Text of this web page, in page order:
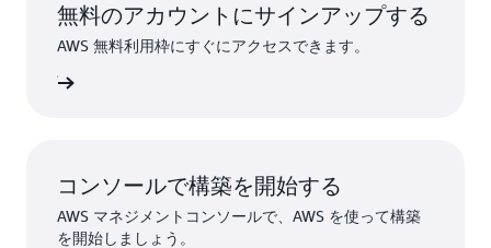
無料のアカウントにサインアップする
AWS 無料利用枠にすぐにアクセスできます。
コンソールで構築を開始する
AWS マネジメントコンソールで、AWS を使って構築
を開始しましょう。